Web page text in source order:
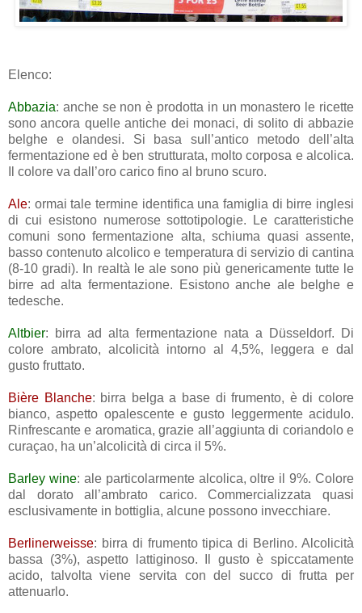
Elenco:
Abbazia: anche se non è prodotta in un monastero le ricette
sono ancora quelle antiche dei monaci, di solito di abbazie
belghe e olandesi. Si basa sull’antico metodo dell’alta
fermentazione ed è ben strutturata, molto corposa e alcolica.
Il colore va dall’oro carico fino al bruno scuro.
Ale: ormai tale termine identifica una famiglia di birre inglesi
di cui esistono numerose sottotipologie. Le caratteristiche
comuni sono fermentazione alta, schiuma quasi assente,
basso contenuto alcolico e temperatura di servizio di cantina
(8-10 gradi). In realtà le ale sono più genericamente tutte le
birre ad alta fermentazione. Esistono anche ale belghe e
tedesche.
Altbier: birra ad alta fermentazione nata a Düsseldorf. Di
colore ambrato, alcolicità intorno al 4,5%, leggera e dal
gusto fruttato.
Bière Blanche: birra belga a base di frumento, è di colore
bianco, aspetto opalescente e gusto leggermente acidulo.
Rinfrescante e aromatica, grazie all’aggiunta di coriandolo e
curaçao, ha un’alcolicità di circa il 5%.
Barley wine: ale particolarmente alcolica, oltre il 9%. Colore
dal dorato all’ambrato carico. Commercializzata quasi
esclusivamente in bottiglia, alcune possono invecchiare.
Berlinerweisse: birra di frumento tipica di Berlino. Alcolicità
bassa (3%), aspetto lattiginoso. Il gusto è spiccatamente
acido, talvolta viene servita con del succo di frutta per
attenuarlo.